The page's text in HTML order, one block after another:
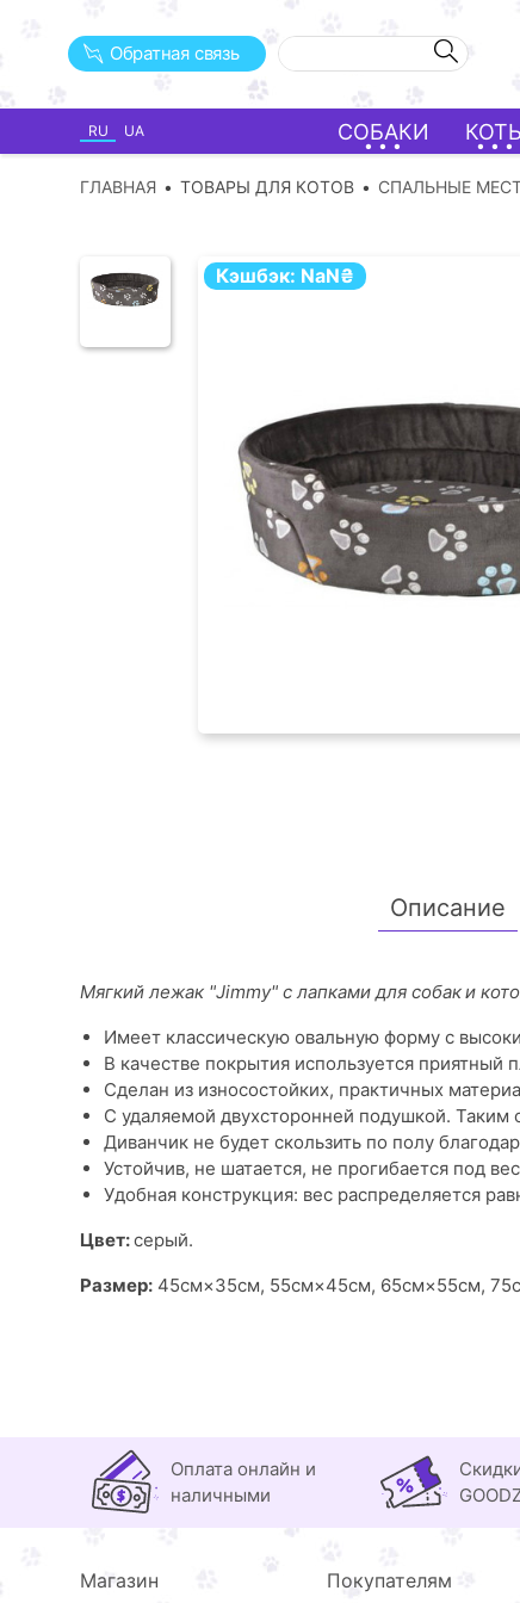
Обратная связь
RU UA СОБАКИ
ГЛАВНАЯ ТОВАРЫ ДЛЯ КОТОВ СПАЛЬНЫЕ
Кэшбэк: NaN₴
Описание
Мягкий лежак "Jimmy" с лапками для собаки
Имеет классическую овальную форму с
В качестве покрытия используется приятный
Сделан из износостойких, практичных
С удаляемой двухсторонней подушкой.
Диванчик не будет скользить по полу
Устойчив, не шатается, не прогибается под
Удобная конструкция: вес распределяется
Цвет:серый.
Размер: 45см×35см, 55см×45см, 65см×55см,
Оплата онлайн и
наличными
Магазин Покупателям